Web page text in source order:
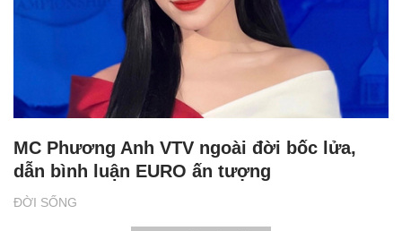
ĐỜI SỐNG
MC Phương Anh VTV ngoài đời bốc lửa,
dẫn bình luận EURO ấn tượng